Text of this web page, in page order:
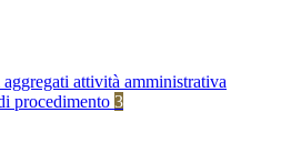
attività amministrativa
procedimento 3